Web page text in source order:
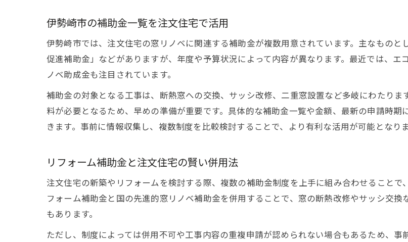
窓リノベで省エネ実現！補助金制度の最新
注文住宅向け窓リノベ補助金の最新
注文住宅の窓リノベで使える補助金
注文住宅と窓リノベ補助金の省エネ
窓リノベ補助金で叶える注文住宅の快
伊勢崎市の補助金一覧と注文住宅の
注文住宅の窓リノベ補助金一覧の見
注文住宅での窓リフォーム補助金活
伊勢崎市の補助金一覧を注文住宅で活用
伊勢崎市では、注文住宅の窓リノベに関連する補助金が複数用意されています。主なもの
促進補助金」などがありますが、年度や予算状況によって内容が異なります。最近では、
ノベ助成金も注目されています。
補助金の対象となる工事は、断熱窓への交換、サッシ改修、二重窓設置など多岐にわたり
料が必要となるため、早めの準備が重要です。具体的な補助金一覧や金額、最新の申請時
きます。事前に情報収集し、複数制度を比較検討することで、より有利な活用が可能となりま
リフォーム補助金と注文住宅の賢い併用法
注文住宅の新築やリフォームを検討する際、複数の補助金制度を上手に組み合わせること
フォーム補助金と国の先進的窓リノベ補助金を併用することで、窓の断熱改修やサッシ交
もあります。
ただし、制度によっては併用不可や工事内容の重複申請が認められない場合もあるため、